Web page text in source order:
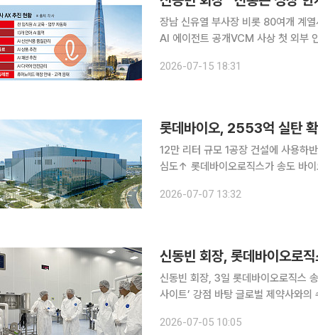
장남 신유열 부사장 비롯 80여개 계
AI 에이전트 공개VCM 사상 첫 외부 인사 강
파구 롯데월드타워에서 열린 ‘2026
2026-07-15 18:31
롯데바이오, 2553억 실탄
12만 리터 규모 1공장 건설에 사용하
심도↑ 롯데바이오로직스가 송도 바이오캠퍼스 1공장 상업 생산 준비에 속도를 내기 위해 2553억
검증과 상업화 준비를 위한 투자도 이
2026-07-07 13:32
신동빈 회장, 롯데바이오로
신동빈 회장, 3일 롯데바이오로직스
사이트’ 강점 바탕 글로벌 제약사와
2026-07-05 10:05